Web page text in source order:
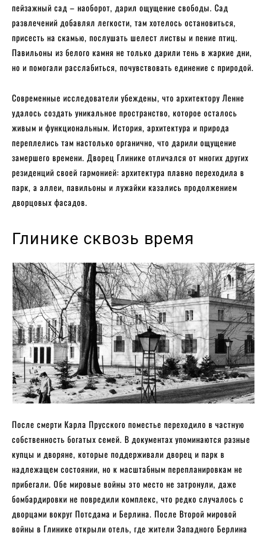
пейзажный сад – наоборот, дарил ощущение свободы. Сад
развлечений добавлял легкости, там хотелось остановиться,
присесть на скамью, послушать шелест листвы и пение птиц.
Павильоны из белого камня не только дарили тень в жаркие дни,
но и помогали расслабиться, почувствовать единение с природой.
Современные исследователи убеждены, что архитектору Ленне
удалось создать уникальное пространство, которое осталось
живым и функциональным. История, архитектура и природа
переплелись там настолько органично, что дарили ощущение
замершего времени. Дворец Глинике отличался от многих других
резиденций своей гармонией: архитектура плавно переходила в
парк, а аллеи, павильоны и лужайки казались продолжением
дворцовых фасадов.
Глинике сквозь время
После смерти Карла Прусского поместье переходило в частную
собственность богатых семей. В документах упоминаются разные
купцы и дворяне, которые поддерживали дворец и парк в
надлежащем состоянии, но к масштабным перепланировкам не
прибегали. Обе мировые войны это место не затронули, даже
бомбардировки не повредили комплекс, что редко случалось с
дворцами вокруг Потсдама и Берлина. После Второй мировой
войны в Глинике открыли отель, где жители Западного Берлина